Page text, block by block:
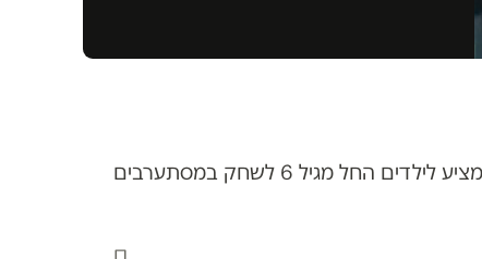
אימוני ירי, קרב מגע, השתלטות על כפר ערבי ולחימה במחבלים: בשותפות עם חברת ״יס״, מתחם ״פאודה״ מציע לילדים החל מגיל 6 לשחק במסתערבים